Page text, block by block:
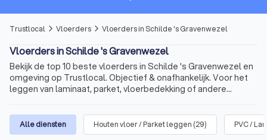
Trustlocal arrow_forward_ios Vloerders arrow_forward_ios Vloerders in Schilde 's Gravenwezel
Vloerders in Schilde 's Gravenwezel
Bekijk de top 10 beste vloerders in Schilde 's Gravenwezel en
omgeving op Trustlocal. Objectief & onafhankelijk. Voor het
leggen van laminaat, parket, vloerbedekking of andere
Alle diensten Houten vloer / Parket leggen (29) PVC /